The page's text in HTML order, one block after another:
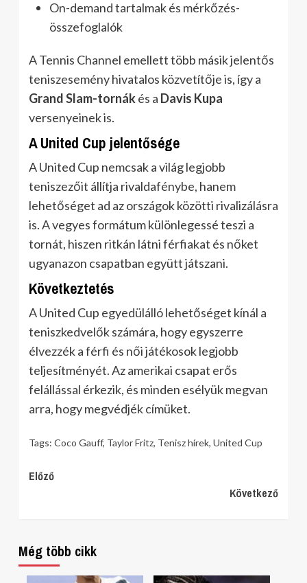
On-demand tartalmak és mérkőzés-
összefoglalók
A Tennis Channel emellett több másik jelentős
teniszesemény hivatalos közvetítője is, így a
Grand Slam-tornákés a Davis Kupa
versenyeinek is.
A United Cup jelentősége
A United Cup nemcsak a világ legjobb
teniszezőit állítja rivaldafénybe, hanem
lehetőséget ad az országok közötti rivalizálásra
is. A vegyes formátum különlegessé teszi a
tornát, hiszen ritkán látni férfiakat és nőket
ugyanazon csapatban együtt játszani.
Következtetés
A United Cup egyedülálló lehetőséget kínál a
teniszkedvelők számára, hogy egyszerre
élvezzék a férfi és női játékosok legjobb
teljesítményét. Az amerikai csapat erős
felállással érkezik, és minden esélyük megvan
arra, hogy megvédjék címüket.
Tags: Coco Gauff, Taylor Fritz, Tenisz hírek, United Cup
Continue
Előző
Következő
Még több cikk